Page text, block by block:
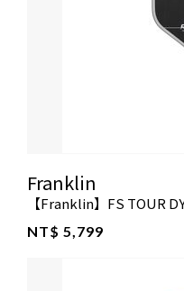
Franklin
【Franklin】FS TOUR
NT$ 5,799